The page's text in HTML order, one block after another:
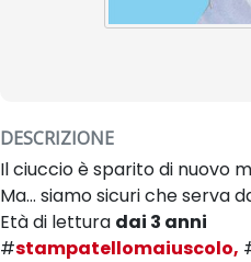
DESCRIZIONE
Il ciuccio è sparito di nuovo
Ma… siamo sicuri che serva
Età di lettura dai 3 anni
#stampatellomaiuscolo,